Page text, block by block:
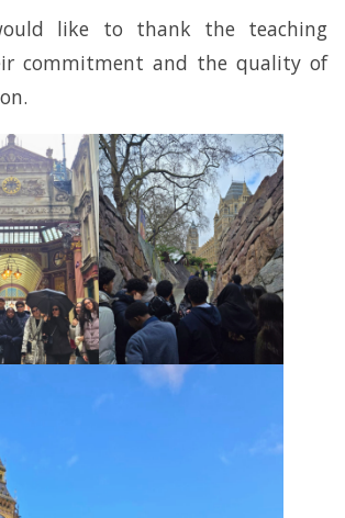
like to thank the teaching
commitment and the quality of